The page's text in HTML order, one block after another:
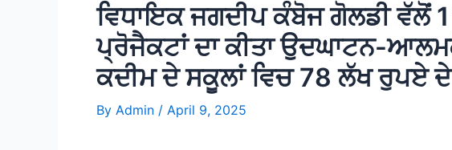
ਵਿਧਾਇਕ ਜਗਦੀਪ ਕੰਬੋਜ ਗੋਲਡੀ ਵੱਲੋਂ
ਪ੍ਰੋਜੈਕਟਾਂ ਦਾ ਕੀਤਾ ਉਦਘਾਟਨ-
ਕਦੀਮ ਦੇ ਸਕੂਲਾਂ ਵਿਚ 78 ਲੱਖ ਰੁਪਏ ਦੇ
By Admin / April 9, 2025